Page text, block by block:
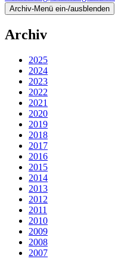
Archiv-Menü ein-/ausblenden
Archiv
2025
2024
2023
2022
2021
2020
2019
2018
2017
2016
2015
2014
2013
2012
2011
2010
2009
2008
2007